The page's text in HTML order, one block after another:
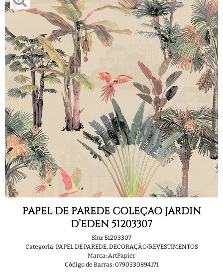
PAPEL DE PAREDE COLEÇÃO JARDIN
D’EDEN 51203307
Sku: 51203307
Categoria: PAPEL DE PAREDE,DECORAÇÃO/REVESTIMENTOS
Marca: ArtPapier
Código de Barras: 0790330894171